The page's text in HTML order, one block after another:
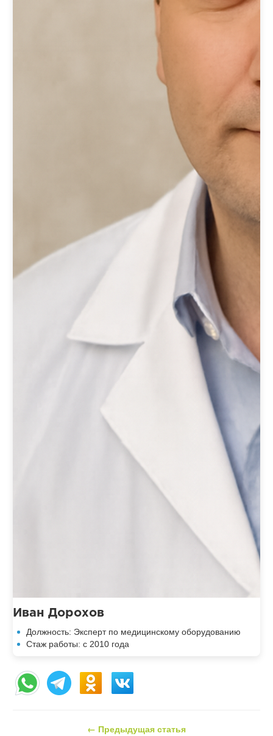
Иван Дорохов
Должность: Эксперт по медицинскому оборудованию
Стаж работы: с 2010 года
← Предыдущая статья